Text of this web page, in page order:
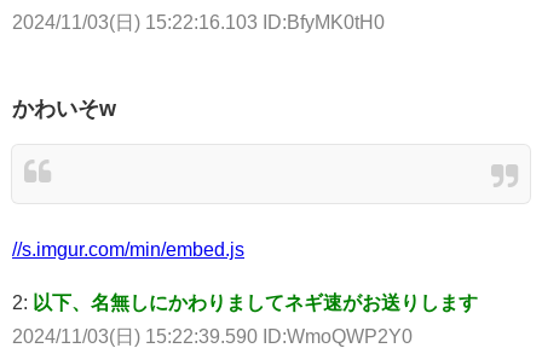
2024/11/03(日) 15:22:16.103 ID:BfyMK0tH0
かわいそw
//s.imgur.com/min/embed.js
2: 以下、名無しにかわりましてネギ速がお送りします
2024/11/03(日) 15:22:39.590 ID:WmoQWP2Y0